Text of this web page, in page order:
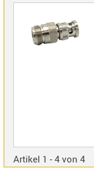
Artikel 1 - 4 von 4